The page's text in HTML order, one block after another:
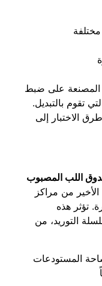
المصنعة على ضبط
تقوم بالتبديل.
الاختبار إلى
اللب المصبوب
من مراكز
تؤثر هذه
التوريد، من